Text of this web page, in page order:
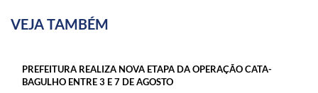
VEJA TAMBÉM
PREFEITURA REALIZA NOVA ETAPA DA OPERAÇÃO CATA-
BAGULHO ENTRE 3 E 7 DE AGOSTO